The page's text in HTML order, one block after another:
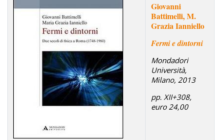
Giovanni
Battimelli, M.
Grazia Ianniello
Fermi e dintorni
Mondadori
Università,
Milano, 2013
pp. XII+308,
euro 24,00